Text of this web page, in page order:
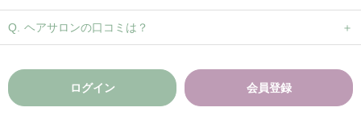
ヘアサロンの口コミは？
ログイン 会員登録